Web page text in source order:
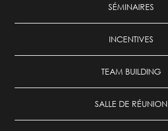
SÉMINAIRES
INCENTIVES
TEAM BUILDING
SALLE DE RÉUNION